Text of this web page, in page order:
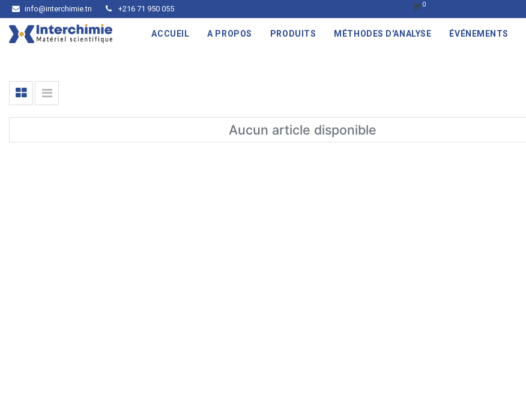
info@interchimie.tn +216 71 950 055 0
ACCUEIL A PROPOS PRODUITS MÉTHODES D'ANALYSE ÉVÉNEMENTS
Aucun article disponible